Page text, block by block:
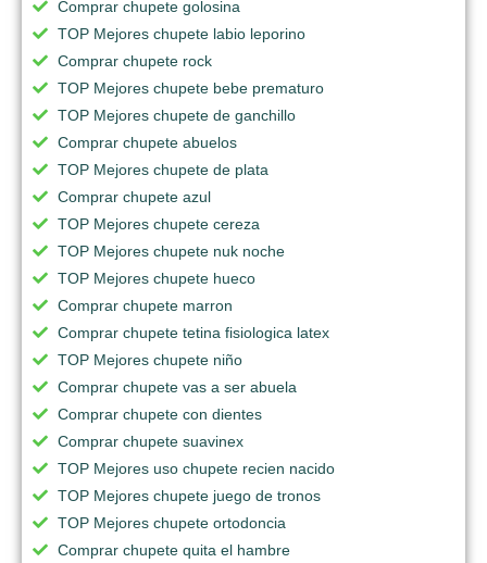
Comprar chupete golosina
TOP Mejores chupete labio leporino
Comprar chupete rock
TOP Mejores chupete bebe prematuro
TOP Mejores chupete de ganchillo
Comprar chupete abuelos
TOP Mejores chupete de plata
Comprar chupete azul
TOP Mejores chupete cereza
TOP Mejores chupete nuk noche
TOP Mejores chupete hueco
Comprar chupete marron
Comprar chupete tetina fisiologica latex
TOP Mejores chupete niño
Comprar chupete vas a ser abuela
Comprar chupete con dientes
Comprar chupete suavinex
TOP Mejores uso chupete recien nacido
TOP Mejores chupete juego de tronos
TOP Mejores chupete ortodoncia
Comprar chupete quita el hambre